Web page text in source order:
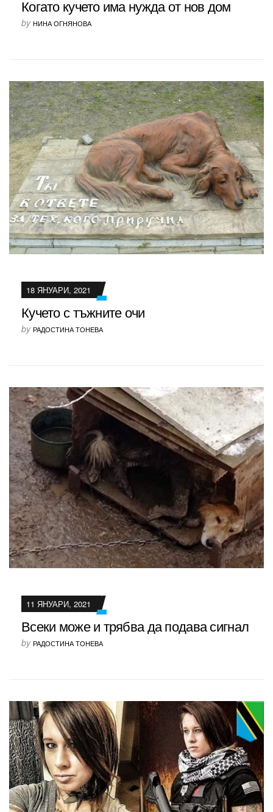
Когато кучето има нужда от нов дом
by НИНА ОГНЯНОВА
18 ЯНУАРИ, 2021
Кучето с тъжните очи
by РАДОСТИНА ТОНЕВА
11 ЯНУАРИ, 2021
Всеки може и трябва да подава сигнал
by РАДОСТИНА ТОНЕВА